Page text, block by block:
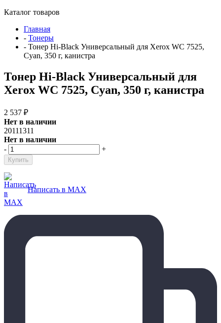
Каталог товаров
Главная
- Тонеры
- Тонер Hi-Black Универсальный для Xerox WC 7525,
Cyan, 350 г, канистра
Тонер Hi-Black Универсальный для
Xerox WC 7525, Cyan, 350 г, канистра
2 537 ₽
Нет в наличии
20111311
Нет в наличии
-
+
Написать в MAX